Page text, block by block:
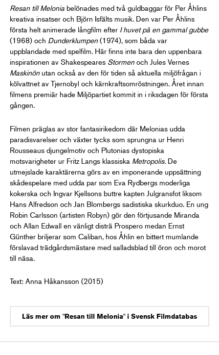
Resan till Melonia belönades med två guldbaggar för Per Åhlins
kreativa insatser och Björn Isfälts musik. Den var Per Åhlins
första helt animerade långfilm efter I huvet på en gammal gubbe
(1968) och Dunderklumpen (1974), som båda var
uppblandade med spelfilm. Här finns inte bara den uppenbara
inspirationen av Shakespeares Stormen och Jules Vernes
Maskinön utan också av den för tiden så aktuella miljöfrågan i
kölvattnet av Tjernobyl och kärnkraftsomröstningen. Året innan
filmens premiär hade Miljöpartiet kommit in i riksdagen för första
gången.
Filmen präglas av stor fantasirikedom där Melonias udda
paradisvarelser och växter tycks som sprungna ur Henri
Rousseaus djungelmotiv och Plutonias dystopiska
motsvarigheter ur Fritz Langs klassiska Metropolis. De
utmejslade karaktärerna görs av en imponerande uppsättning
skådespelare med udda par som Eva Rydbergs moderliga
kokerska och Ingvar Kjellsons buttre kapten Julgransfot liksom
Hans Alfredson och Jan Blombergs sadistiska skurkduo. En ung
Robin Carlsson (artisten Robyn) gör den förtjusande Miranda
och Allan Edwall en vänligt disträ Prospero medan Ernst
Günther briljerar som Caliban, hos Åhlin en bittert mumlande
förslavad trädgårdsmästare med salladsblad till öron och morot
till näsa.
Text: Anna Håkansson (2015)
Läs mer om "Resan till Melonia" i Svensk Filmdatabas